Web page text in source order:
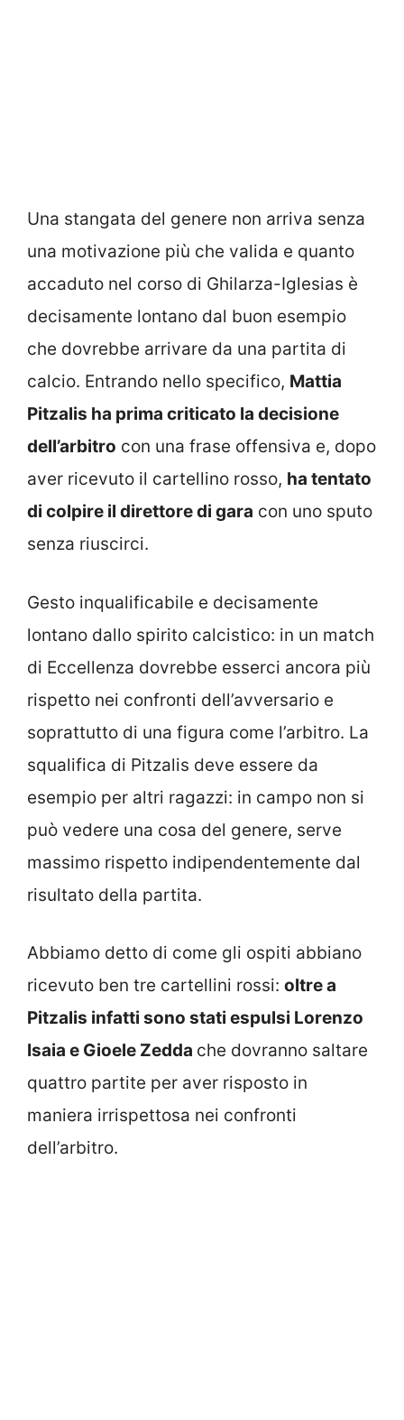
Una stangata del genere non arriva senza
una motivazione più che valida e quanto
accaduto nel corso di Ghilarza-Iglesias è
decisamente lontano dal buon esempio
che dovrebbe arrivare da una partita di
calcio. Entrando nello specifico, Mattia
Pitzalis ha prima criticato la decisione
dell’arbitro con una frase offensiva e, dopo
aver ricevuto il cartellino rosso, ha tentato
di colpire il direttore di gara con uno sputo
senza riuscirci.
Gesto inqualificabile e decisamente
lontano dallo spirito calcistico: in un match
di Eccellenza dovrebbe esserci ancora più
rispetto nei confronti dell’avversario e
soprattutto di una figura come l’arbitro. La
squalifica di Pitzalis deve essere da
esempio per altri ragazzi: in campo non si
può vedere una cosa del genere, serve
massimo rispetto indipendentemente dal
risultato della partita.
Abbiamo detto di come gli ospiti abbiano
ricevuto ben tre cartellini rossi: oltre a
Pitzalis infatti sono stati espulsi Lorenzo
Isaia e Gioele Zedda che dovranno saltare
quattro partite per aver risposto in
maniera irrispettosa nei confronti
dell’arbitro.